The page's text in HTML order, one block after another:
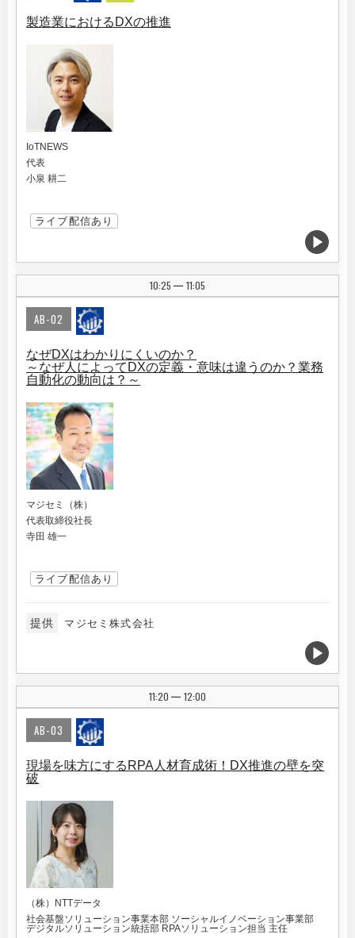
製造業におけるDXの推進
IoTNEWS
代表
小泉 耕二
ライブ配信あり
10:25 | 11:05
AB-02
なぜDXはわかりにくいのか？
～なぜ人によってDXの定義・意味は違うのか？業務
自動化の動向は？～
マジセミ（株）
代表取締役社長
寺田 雄一
ライブ配信あり
提供 マジセミ株式会社
11:20 | 12:00
AB-03
現場を味方にするRPA人材育成術！DX推進の壁を突
破
（株）NTTデータ
社会基盤ソリューション事業本部 ソーシャルイノベーション事業部
デジタルソリューション統括部 RPAソリューション担当 主任